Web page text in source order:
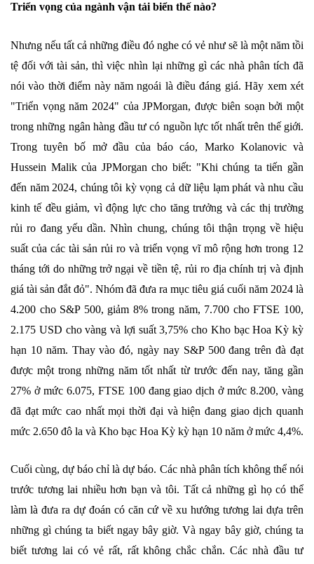
Triển vọng của ngành vận tải biển thế nào?
Nhưng nếu tất cả những điều đó nghe có vẻ như sẽ là một năm tồi
tệ đối với tài sản, thì việc nhìn lại những gì các nhà phân tích đã
nói vào thời điểm này năm ngoái là điều đáng giá. Hãy xem xét
"Triển vọng năm 2024" của JPMorgan, được biên soạn bởi một
trong những ngân hàng đầu tư có nguồn lực tốt nhất trên thế giới.
Trong tuyên bố mở đầu của báo cáo, Marko Kolanovic và
Hussein Malik của JPMorgan cho biết: "Khi chúng ta tiến gần
đến năm 2024, chúng tôi kỳ vọng cả dữ liệu lạm phát và nhu cầu
kinh tế đều giảm, vì động lực cho tăng trưởng và các thị trường
rủi ro đang yếu dần. Nhìn chung, chúng tôi thận trọng về hiệu
suất của các tài sản rủi ro và triển vọng vĩ mô rộng hơn trong 12
tháng tới do những trở ngại về tiền tệ, rủi ro địa chính trị và định
giá tài sản đắt đỏ". Nhóm đã đưa ra mục tiêu giá cuối năm 2024 là
4.200 cho S&P 500, giảm 8% trong năm, 7.700 cho FTSE 100,
2.175 USD cho vàng và lợi suất 3,75% cho Kho bạc Hoa Kỳ kỳ
hạn 10 năm. Thay vào đó, ngày nay S&P 500 đang trên đà đạt
được một trong những năm tốt nhất từ ​​trước đến nay, tăng gần
27% ở mức 6.075, FTSE 100 đang giao dịch ở mức 8.200, vàng
đã đạt mức cao nhất mọi thời đại và hiện đang giao dịch quanh
mức 2.650 đô la và Kho bạc Hoa Kỳ kỳ hạn 10 năm ở mức 4,4%.
Cuối cùng, dự báo chỉ là dự báo. Các nhà phân tích không thể nói
trước tương lai nhiều hơn bạn và tôi. Tất cả những gì họ có thể
làm là đưa ra dự đoán có căn cứ về xu hướng tương lai dựa trên
những gì chúng ta biết ngay bây giờ. Và ngay bây giờ, chúng ta
biết tương lai có vẻ rất, rất không chắc chắn. Các nhà đầu tư